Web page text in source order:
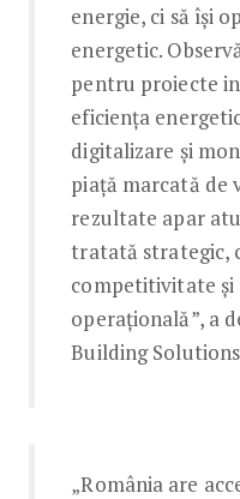
energie, ci să își
energetic.
pentru proiecte
eficiența
digitalizare și
piață marcată de
rezultate apar
tratată strategic,
competitivitate și
operațională”, a
Building
„România are